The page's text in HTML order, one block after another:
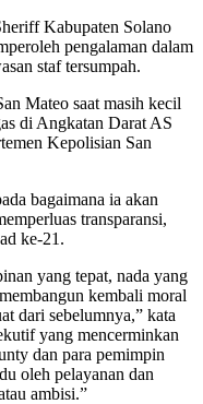
Kabupaten Solano
pengalaman dalam
staf tersumpah.
Mateo saat masih kecil
di Angkatan Darat AS
Kepolisian San
bagaimana ia akan
transparansi,
ke-21.
yang tepat, nada yang
kembali moral
dari sebelumnya,” kata
yang mencerminkan
dan para pemimpin
oleh pelayanan dan
ambisi.”